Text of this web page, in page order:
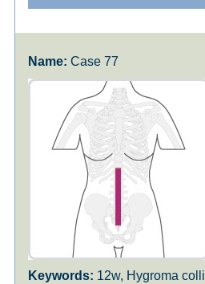
Case 77
12w, Hygroma colli